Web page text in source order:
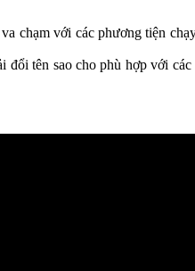
chạm với các phương tiện
tên sao cho phù hợp với